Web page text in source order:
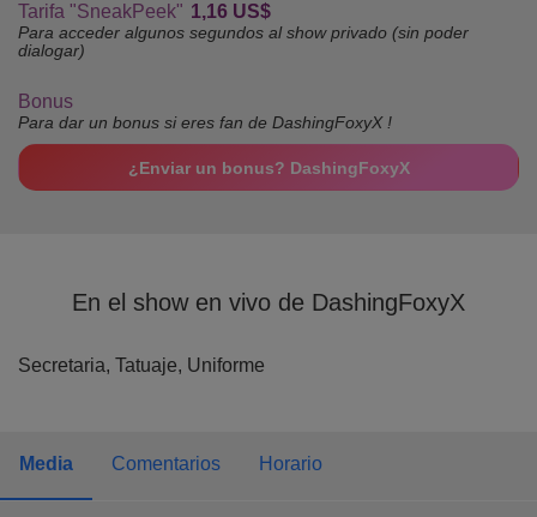
Tarifa "SneakPeek" 1,16 US$
Para acceder algunos segundos al show privado (sin poder
dialogar)
Bonus
Para dar un bonus si eres fan de DashingFoxyX !
¿Enviar un bonus? DashingFoxyX
En el show en vivo de DashingFoxyX
Secretaria, Tatuaje, Uniforme
Media Comentarios Horario